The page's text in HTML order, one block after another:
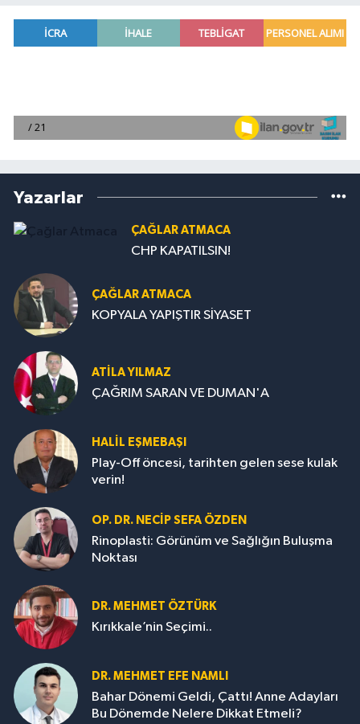
Yazarlar
ÇAĞLAR ATMACA
CHP KAPATILSIN!
ÇAĞLAR ATMACA
KOPYALA YAPIŞTIR SİYASET
ATILA YILMAZ
ÇAĞRIM SARAN VE DUMAN'A
HALIL EŞMEBAŞI
Play-Off öncesi, tarihten gelen sese kulak
verin!
OP. DR. NECIP SEFA ÖZDEN
Rinoplasti: Görünüm ve Sağlığın Buluşma
Noktası
DR. MEHMET ÖZTÜRK
Kırıkkale’nin Seçimi..
DR. MEHMET EFE NAMLI
Bahar Dönemi Geldi, Çattı! Anne Adayları
Bu Dönemde Nelere Dikkat Etmeli?